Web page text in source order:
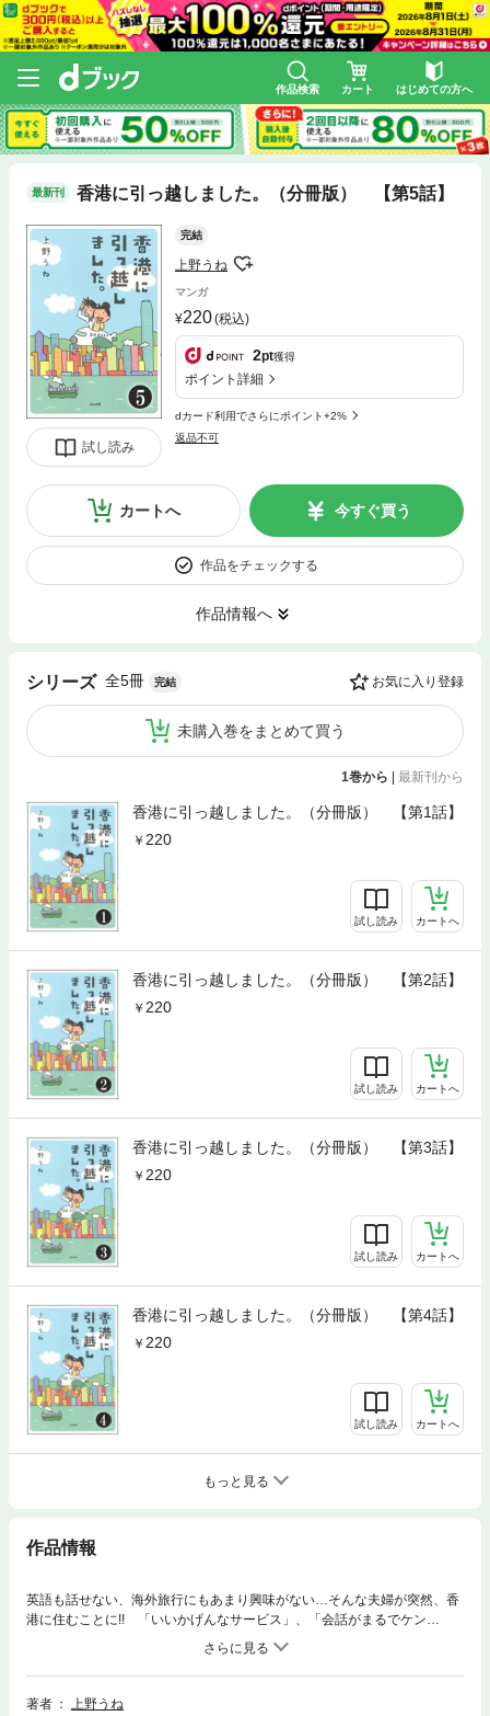
作品検索 カート はじめての方へ
最新刊 香港に引っ越しました。（分冊版） 【第5話】
試し読み
完結
上野うね
マンガ
220(税込)
2pt獲得
ポイント詳細
dカード利用でさらにポイント+2%
返品不可
カートへ 今すぐ買う
作品をチェックする
作品情報へ
シリーズ 全5冊 完結 お気に入り登録
未購入巻をまとめて買う
1巻から | 最新刊から
香港に引っ越しました。（分冊版） 【第1話】
220
試し読み カートへ
香港に引っ越しました。（分冊版） 【第2話】
220
試し読み カートへ
香港に引っ越しました。（分冊版） 【第3話】
220
試し読み カートへ
香港に引っ越しました。（分冊版） 【第4話】
220
試し読み カートへ
もっと見る
作品情報
英語も話せない、海外旅行にもあまり興味がない…そんな夫婦が突然、香
港に住むことに!! 「いいかげんなサービス」、「会話がまるでケン
カ!?」、「お酒が激安!!」、「どこにいっても冷房ガンガン!!」など、異国
の地・香港で直面したカルチャーギャップを明るく楽しく描いた、海外生
活コミックエッセイ。オールカラーでお役立ち情報も満載！
著者
上野うね